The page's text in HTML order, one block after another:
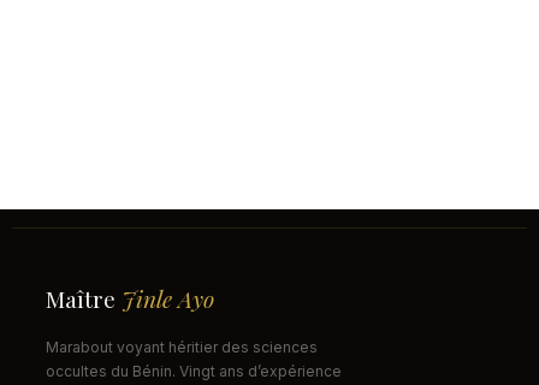
Maître Jinle Ayo
Marabout voyant héritier des sciences
occultes du Bénin. Vingt ans d’expérience